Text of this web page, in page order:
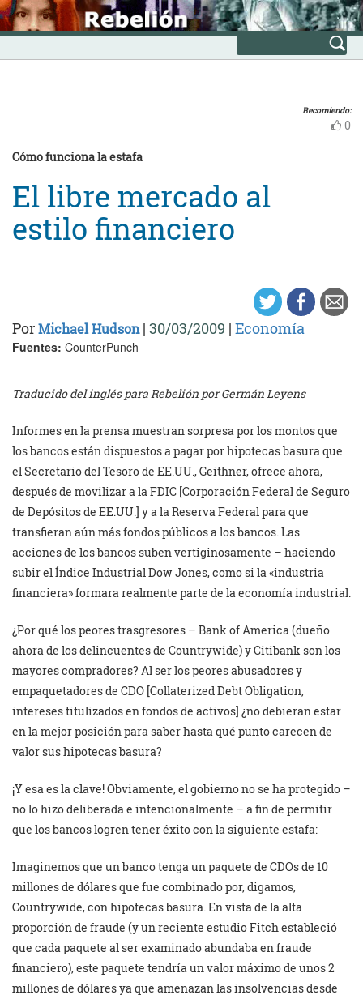
Skip
to
content
INICIO
Avanzada
Recomiendo:
0
Cómo funciona la estafa
El libre mercado al
estilo financiero
PorMichael Hudson| 30/03/2009 | Economía
Fuentes: CounterPunch
Traducido del inglés para Rebelión por Germán Leyens
Informes en la prensa muestran sorpresa por los montos que
los bancos están dispuestos a pagar por hipotecas basura que
el Secretario del Tesoro de EE.UU., Geithner, ofrece ahora,
después de movilizar a la FDIC [Corporación Federal de Seguro
de Depósitos de EE.UU.] y a la Reserva Federal para que
transfieran aún más fondos públicos a los bancos. Las
acciones de los bancos suben vertiginosamente – haciendo
subir el Índice Industrial Dow Jones, como si la «industria
financiera» formara realmente parte de la economía industrial.
¿Por qué los peores trasgresores – Bank of America (dueño
ahora de los delincuentes de Countrywide) y Citibank son los
mayores compradores? Al ser los peores abusadores y
empaquetadores de CDO [Collaterized Debt Obligation,
intereses titulizados en fondos de activos] ¿no debieran estar
en la mejor posición para saber hasta qué punto carecen de
valor sus hipotecas basura?
¡Y esa es la clave! Obviamente, el gobierno no se ha protegido –
no lo hizo deliberada e intencionalmente – a fin de permitir
que los bancos logren tener éxito con la siguiente estafa:
Imaginemos que un banco tenga un paquete de CDOs de 10
millones de dólares que fue combinado por, digamos,
Countrywide, con hipotecas basura. En vista de la alta
proporción de fraude (y un reciente estudio Fitch estableció
que cada paquete al ser examinado abundaba en fraude
financiero), este paquete tendría un valor máximo de unos 2
millones de dólares ya que amenazan las insolvencias desde